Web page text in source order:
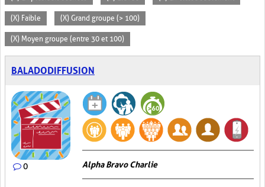
(X) Faible (X) Grand groupe (> 100)
(X) Moyen groupe (entre 30 et 100)
BALADODIFFUSION
0 Alpha Bravo Charlie